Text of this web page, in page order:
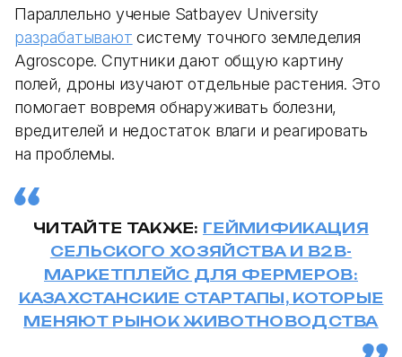
Параллельно ученые Satbayev University
разрабатывают систему точного земледелия
Agroscope. Спутники дают общую картину
полей, дроны изучают отдельные растения. Это
помогает вовремя обнаруживать болезни,
вредителей и недостаток влаги и реагировать
на проблемы.
ЧИТАЙТЕ ТАКЖЕ: ГЕЙМИФИКАЦИЯ
СЕЛЬСКОГО ХОЗЯЙСТВА И B2B-
МАРКЕТПЛЕЙС ДЛЯ ФЕРМЕРОВ:
КАЗАХСТАНСКИЕ СТАРТАПЫ, КОТОРЫЕ
МЕНЯЮТ РЫНОК ЖИВОТНОВОДСТВА